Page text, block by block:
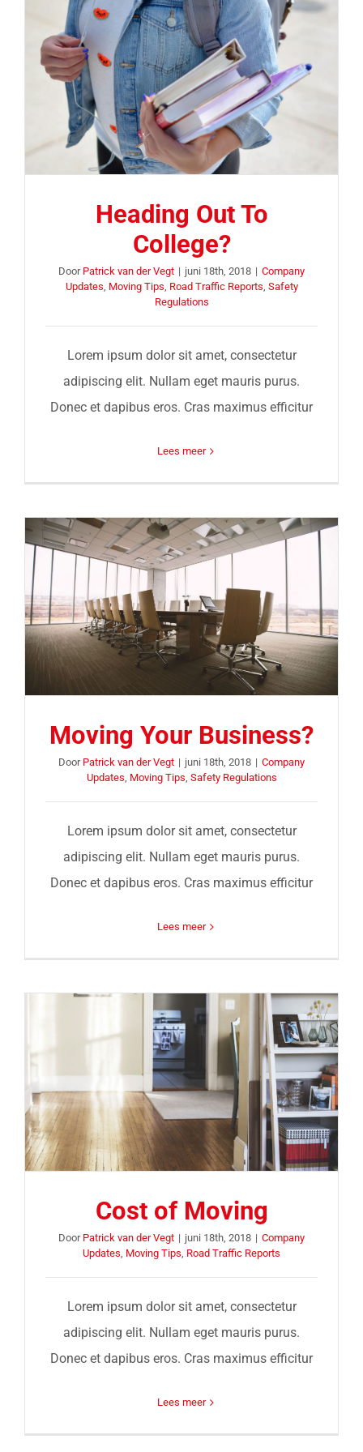
Heading Out To
College?
Door Patrick van der Vegt | juni 18th, 2018 | Company
Updates, Moving Tips, Road Traffic Reports, Safety
Regulations
Lorem ipsum dolor sit amet, consectetur
adipiscing elit. Nullam eget mauris purus.
Donec et dapibus eros. Cras maximus efficitur
Lees meer
Moving Your Business?
Door Patrick van der Vegt | juni 18th, 2018 | Company
Updates, Moving Tips, Safety Regulations
Lorem ipsum dolor sit amet, consectetur
adipiscing elit. Nullam eget mauris purus.
Donec et dapibus eros. Cras maximus efficitur
Lees meer
Cost of Moving
Door Patrick van der Vegt | juni 18th, 2018 | Company
Updates, Moving Tips, Road Traffic Reports
Lorem ipsum dolor sit amet, consectetur
adipiscing elit. Nullam eget mauris purus.
Donec et dapibus eros. Cras maximus efficitur
Lees meer